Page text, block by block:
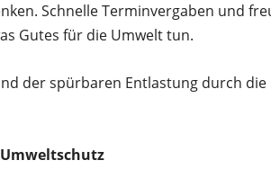
Schnelle Terminvergaben und
Gutes für die Umwelt tun.
der spürbaren Entlastung durch